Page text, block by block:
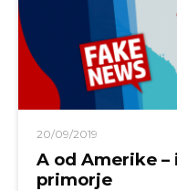
20/09/2019
A od Amerike –
primorje